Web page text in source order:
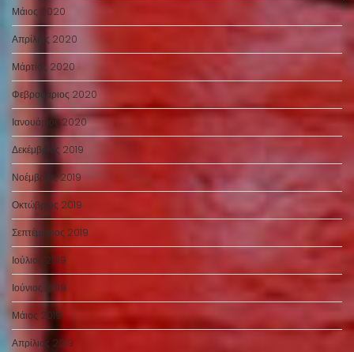
Μάιος 2020
Απρίλιος 2020
Μάρτιος 2020
Φεβρουάριος 2020
Ιανουάριος 2020
Δεκέμβριος 2019
Νοέμβριος 2019
Οκτώβριος 2019
Σεπτέμβριος 2019
Ιούλιος 2019
Ιούνιος 2019
Μάιος 2019
Απρίλιος 2019